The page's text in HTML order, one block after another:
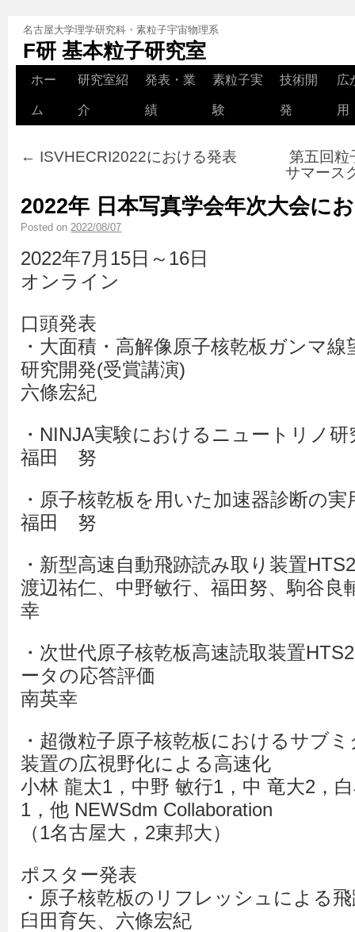
名古屋大学理学研究科・素粒子宇宙物理系
F研 基本粒子研究室
ホー
ム
研究室紹
介
発表・業
績
素粒子実
験
技術開
発
広
用
← ISVHECRI2022における発表
第五回粒
サマース
2022年 日本写真学会年次大会に
Posted on 2022/08/07
2022年7月15日～16日
オンライン
口頭発表
・大面積・高解像原子核乾板ガンマ
研究開発(受賞講演)
六條宏紀
・NINJA実験におけるニュートリノ
福田 努
・原子核乾板を用いた加速器診断の実
福田 努
・新型高速自動飛跡読み取り装置
渡辺祐仁、中野敏行、福田努、駒谷良
幸
・次世代原子核乾板高速読取装置
ータの応答評価
南英幸
・超微粒子原子核乾板におけるサブ
装置の広視野化による高速化
小林 龍太1，中野 敏行1，中 竜大2，
1，他 NEWSdm Collaboration
（1名古屋大，2東邦大）
ポスター発表
・原子核乾板のリフレッシュによる
臼田育矢、六條宏紀